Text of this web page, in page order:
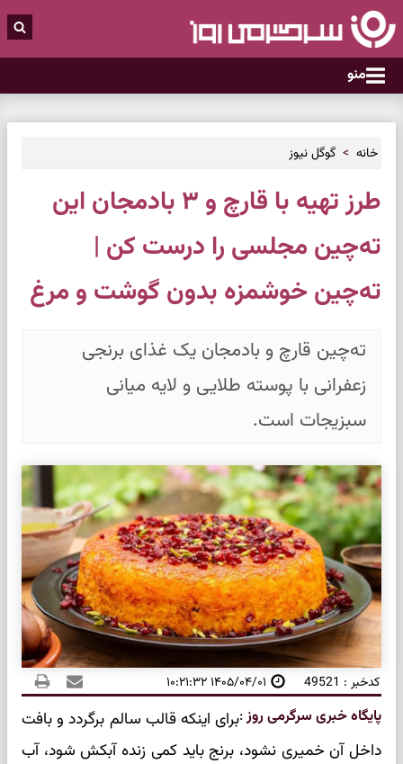
منو
خانه گوگل نیوز
طرز تهیه با قارچ و ۳ بادمجان این
ته‌چین مجلسی را درست کن |
ته‌چین خوشمزه بدون گوشت و مرغ
ته‌چین قارچ و بادمجان یک غذای برنجی
زعفرانی با پوسته طلایی و لایه میانی
سبزیجات است.
کدخبر : 49521 ۱۴۰۵/۰۴/۰۱ ۱۰:۲۱:۳۲
پایگاه خبری سرگرمی روز:برای اینکه قالب سالم برگردد و بافت
داخل آن خمیری نشود، برنج باید کمی زنده آبکش شود، آب